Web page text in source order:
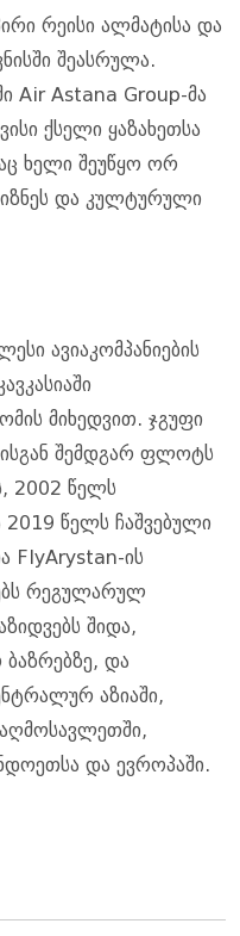
რეისი ალმატისა და
შეასრულა.
Air Astana Group-მა
ქსელი ყაზახეთსა
ხელი შეუწყო ორ
და კულტურული
ავიაკომპანიების
მიხედვით. ჯგუფი
შემდგარ ფლოტს
2002 წელს
წელს ჩაშვებული
FlyArystan-ის
რეგულარულ
შიდა,
და
აზიაში,
აღმოსავლეთში,
და ევროპაში.